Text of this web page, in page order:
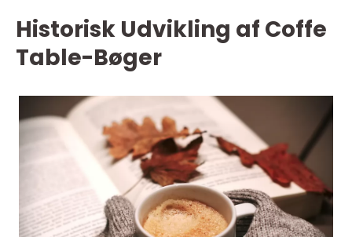
Historisk Udvikling af Coffe
Table-Bøger